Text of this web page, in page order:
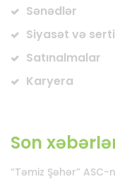
Sənədlər
Siyasət və
Satınalmalar
Karyera
Son
“Təmiz Şəhər”